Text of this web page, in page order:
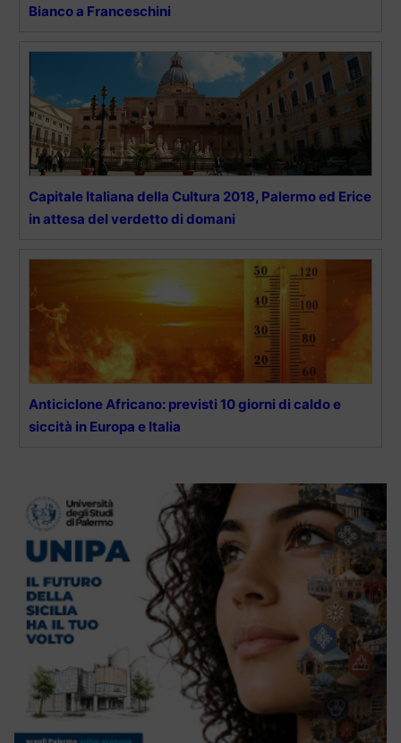
Bianco a Franceschini
Capitale Italiana della Cultura 2018, Palermo ed Erice
in attesa del verdetto di domani
Anticiclone Africano: previsti 10 giorni di caldo e
siccità in Europa e Italia